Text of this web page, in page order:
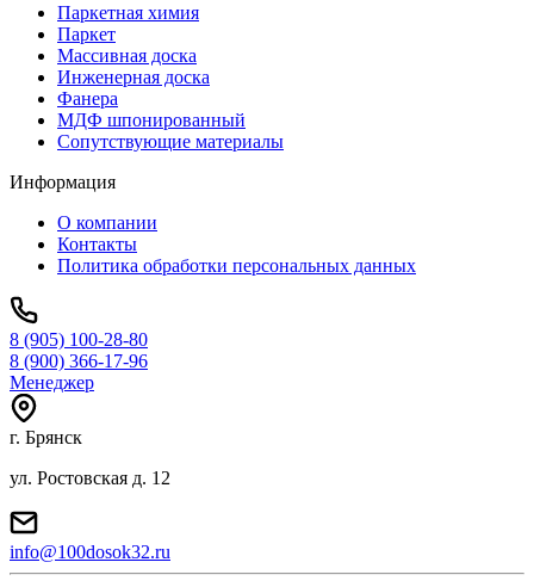
Паркетная химия
Паркет
Массивная доска
Инженерная доска
Фанера
МДФ шпонированный
Сопутствующие материалы
Информация
О компании
Контакты
Политика обработки персональных данных
8 (905) 100-28-80
8 (900) 366-17-96
Менеджер
г. Брянск
ул. Ростовская д. 12
info@100dosok32.ru